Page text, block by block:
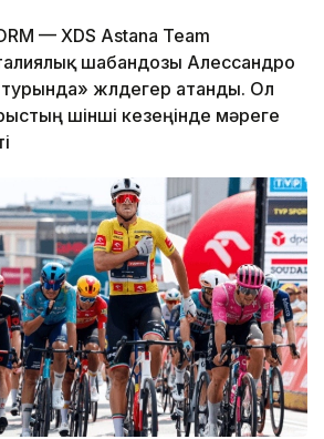
— XDS Astana Team
шабандозы Алессандро
жүлдегер атанды. Ол
үшінші кезеңінде мәреге